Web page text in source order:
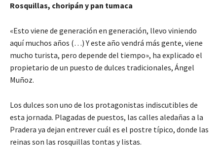
Rosquillas, choripán y pan tumaca
«Esto viene de generación en generación, llevo viniendo
aquí muchos años (…) Y este año vendrá más gente, viene
mucho turista, pero depende del tiempo», ha explicado el
propietario de un puesto de dulces tradicionales, Ángel
Muñoz.
Los dulces son uno de los protagonistas indiscutibles de
esta jornada. Plagadas de puestos, las calles aledañas a la
Pradera ya dejan entrever cuál es el postre típico, donde las
reinas son las rosquillas tontas y listas.